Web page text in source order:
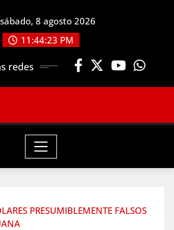
sábado, 8 agosto 2026
11:44:25 PM
redes
PRESUMIBLEMENTE FALSOS